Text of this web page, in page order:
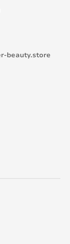
beauty.store